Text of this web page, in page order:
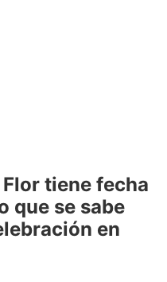
tiene fecha
que se sabe
en